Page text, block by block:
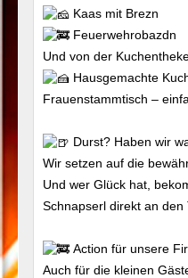
Kaas mit Brezn
Feuerwehrobazdn
Und von der
Hausgemachte
Frauenstammtisch –
Durst? Haben wir
Wir setzen auf die
Und wer Glück hat,
Schnapserl direkt an den
Action für unsere
Auch für die kleinen